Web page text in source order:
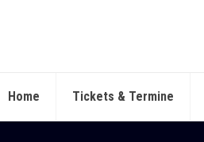
Home Tickets & Termine